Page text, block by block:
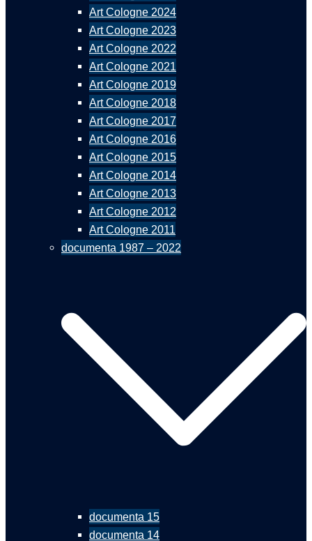
Art Cologne 2024
Art Cologne 2023
Art Cologne 2022
Art Cologne 2021
Art Cologne 2019
Art Cologne 2018
Art Cologne 2017
Art Cologne 2016
Art Cologne 2015
Art Cologne 2014
Art Cologne 2013
Art Cologne 2012
Art Cologne 2011
documenta 1987 – 2022
documenta 15
documenta 14